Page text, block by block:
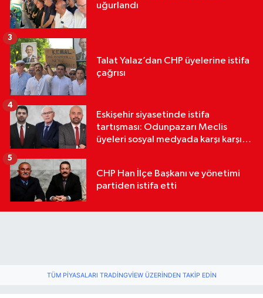
uğurlandı
Talat Yalaz’dan CHP üyelerine istifa
çağrısı
3
Eskişehir siyasetinde istifa
tartışması: Odunpazarı Meclis
üyeleri sosyal medyada karşı karşıya
4
CHP Han İlçe Başkanı ve yönetimi
partiden istifa etti
5
TÜM PIYASALARI TRADINGVIEW ÜZERINDEN TAKIP EDIN